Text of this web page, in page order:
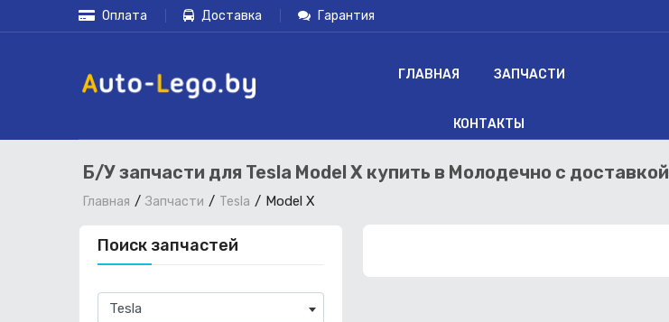
Оплата Доставка Гарантия
ГЛАВНАЯ ЗАПЧАСТИ
КОНТАКТЫ
Б/У запчасти для Tesla Model X купить в Молодечно с доставкой
Главная Запчасти Tesla Model X
Поиск запчастей
×
Tesla